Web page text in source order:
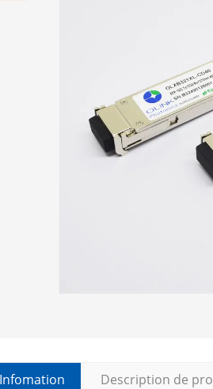
Description de